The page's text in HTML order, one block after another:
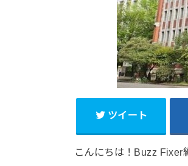
ツイート
こんにちは！Buzz Fixer